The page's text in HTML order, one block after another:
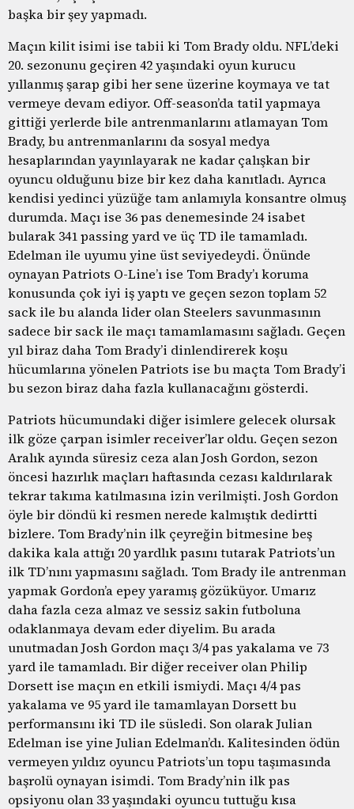
başka bir şey yapmadı.
Maçın kilit isimi ise tabii ki Tom Brady oldu. NFL’deki
20. sezonunu geçiren 42 yaşındaki oyun kurucu
yıllanmış şarap gibi her sene üzerine koymaya ve tat
vermeye devam ediyor. Off-season’da tatil yapmaya
gittiği yerlerde bile antrenmanlarını atlamayan Tom
Brady, bu antrenmanlarını da sosyal medya
hesaplarından yayınlayarak ne kadar çalışkan bir
oyuncu olduğunu bize bir kez daha kanıtladı. Ayrıca
kendisi yedinci yüzüğe tam anlamıyla konsantre olmuş
durumda. Maçı ise 36 pas denemesinde 24 isabet
bularak 341 passing yard ve üç TD ile tamamladı.
Edelman ile uyumu yine üst seviyedeydi. Önünde
oynayan Patriots O-Line’ı ise Tom Brady’ı koruma
konusunda çok iyi iş yaptı ve geçen sezon toplam 52
sack ile bu alanda lider olan Steelers savunmasının
sadece bir sack ile maçı tamamlamasını sağladı. Geçen
yıl biraz daha Tom Brady’i dinlendirerek koşu
hücumlarına yönelen Patriots ise bu maçta Tom Brady’i
bu sezon biraz daha fazla kullanacağını gösterdi.
Patriots hücumundaki diğer isimlere gelecek olursak
ilk göze çarpan isimler receiver’lar oldu. Geçen sezon
Aralık ayında süresiz ceza alan Josh Gordon, sezon
öncesi hazırlık maçları haftasında cezası kaldırılarak
tekrar takıma katılmasına izin verilmişti. Josh Gordon
öyle bir döndü ki resmen nerede kalmıştık dedirtti
bizlere. Tom Brady’nin ilk çeyreğin bitmesine beş
dakika kala attığı 20 yardlık pasını tutarak Patriots’un
ilk TD’nını yapmasını sağladı. Tom Brady ile antrenman
yapmak Gordon’a epey yaramış gözüküyor. Umarız
daha fazla ceza almaz ve sessiz sakin futboluna
odaklanmaya devam eder diyelim. Bu arada
unutmadan Josh Gordon maçı 3/4 pas yakalama ve 73
yard ile tamamladı. Bir diğer receiver olan Philip
Dorsett ise maçın en etkili ismiydi. Maçı 4/4 pas
yakalama ve 95 yard ile tamamlayan Dorsett bu
performansını iki TD ile süsledi. Son olarak Julian
Edelman ise yine Julian Edelman’dı. Kalitesinden ödün
vermeyen yıldız oyuncu Patriots’un topu taşımasında
başrolü oynayan isimdi. Tom Brady’nin ilk pas
opsiyonu olan 33 yaşındaki oyuncu tuttuğu kısa